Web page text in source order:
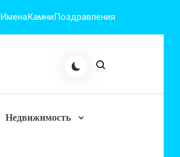
ИменаКамниПоздравления
Недвижимость